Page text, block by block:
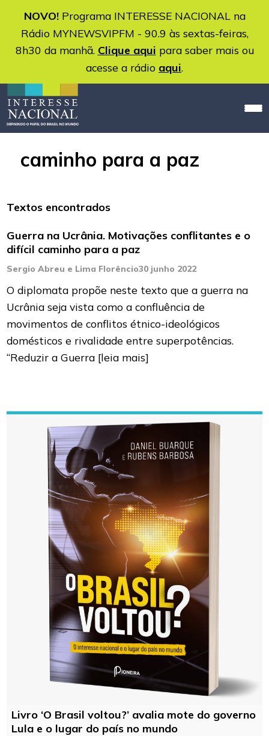
NOVO!Programa INTERESSE NACIONAL na
Rádio MYNEWSVIPFM - 90.9 às sextas-feiras,
8h30 da manhã. Clique aqui para saber mais ou
acesse a rádio aqui.
caminho para a paz
Textos encontrados
Guerra na Ucrânia. Motivações conflitantes e o
difícil caminho para a paz
Sergio Abreu e Lima Florêncio30 junho 2022
O diplomata propõe neste texto que a guerra na
Ucrânia seja vista como a confluência de
movimentos de conflitos étnico-ideológicos
domésticos e rivalidade entre superpotências.
“Reduzir a Guerra [leia mais]
Livro ‘O Brasil voltou?’ avalia mote do governo
Lula e o lugar do país no mundo